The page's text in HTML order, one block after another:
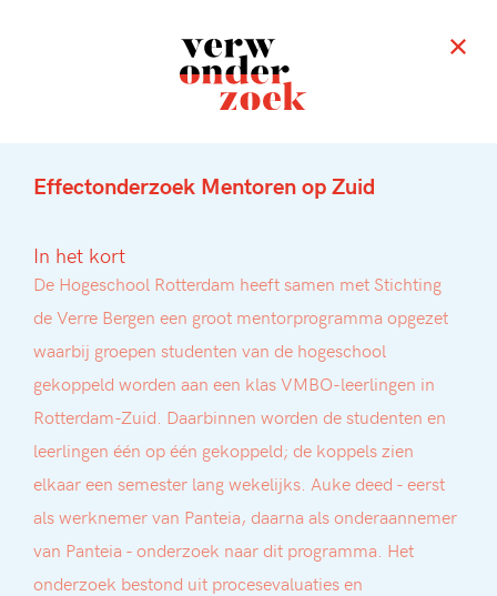
Effectonderzoek Mentoren op Zuid
In het kort
De Hogeschool Rotterdam heeft samen met Stichting
de Verre Bergen een groot mentorprogramma opgezet
waarbij groepen studenten van de hogeschool
gekoppeld worden aan een klas VMBO-leerlingen in
Rotterdam-Zuid. Daarbinnen worden de studenten en
leerlingen één op één gekoppeld; de koppels zien
elkaar een semester lang wekelijks. Auke deed - eerst
als werknemer van Panteia, daarna als onderaannemer
van Panteia - onderzoek naar dit programma. Het
onderzoek bestond uit procesevaluaties en